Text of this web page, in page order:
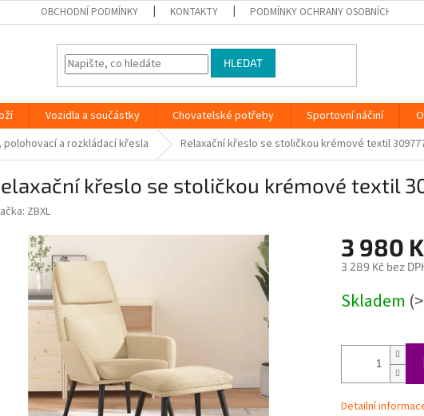
OBCHODNÍ PODMÍNKY KONTAKTY PODMÍNKY OCHRANY OSOBNÍCH ÚDAJŮ
HLEDAT
Vozidla a součástky Chovatelské potřeby Sportovní náčiní
polohovací a rozkládací křesla Relaxační křeslo se stoličkou krémové textil
křeslo se stoličkou krémové textil
ZBXL
3 980
3 289 Kč bez
cena:
Skladem
Detailní